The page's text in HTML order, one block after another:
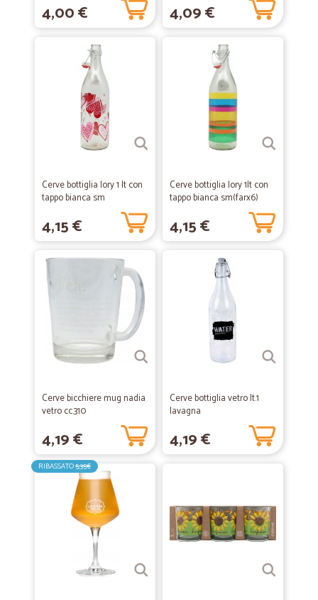
4,00 € 4,09 €
Cerve bottiglia lory 1 lt con
tappo bianca sm
4,15 €
Cerve bottiglia lory 1lt con
tappo bianca sm(farx6)
4,15 €
Cerve bicchiere mug nadia
vetro cc.310
4,19 €
Cerve bottiglia vetro lt.1
lavagna
4,19 €
RIBASSATO5,35€